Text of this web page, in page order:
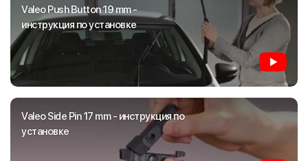
Valeo Push Button 19 mm -
инструкция по установке
Valeo Side Pin 17 mm - инструкция по
установке